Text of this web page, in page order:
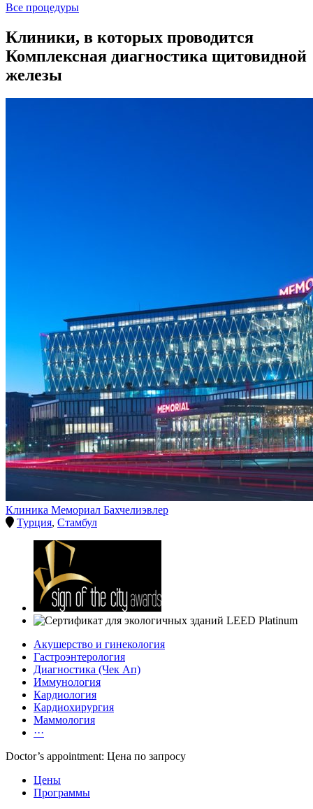
Все процедуры
Клиники, в которых проводится
Комплексная диагностика щитовидной
железы
Клиника Мемориал Бахчелиэвлер
Турция, Стамбул
Акушерство и гинекология
Гастроэнтерология
Диагностика (Чек Ап)
Иммунология
Кардиология
Кардиохирургия
Маммология
···
Doctor’s appointment: Цена по запросу
Цены
Программы